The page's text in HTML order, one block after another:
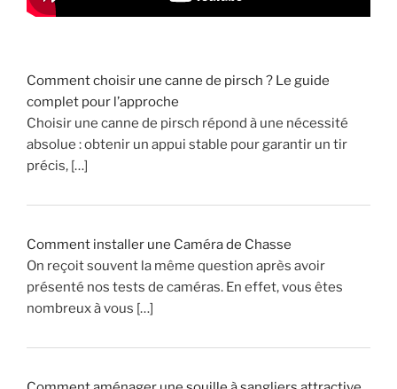
é
n
t
s
d
r
c
d
e
h
Comment choisir une canne de pirsch ? Le guide
complet pour l’approche
Choisir une canne de pirsch répond à une nécessité
absolue : obtenir un appui stable pour garantir un tir
précis, […]
Comment installer une Caméra de Chasse
On reçoit souvent la même question après avoir
présenté nos tests de caméras. En effet, vous êtes
nombreux à vous […]